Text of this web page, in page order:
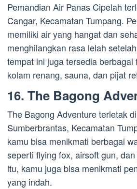
Pemandian Air Panas Cipelah
Cangar, Kecamatan Tumpang.
memiliki air yang hangat dan
menghilangkan rasa lelah
tempat ini juga tersedia berbagai
kolam renang, sauna, dan pijat
16. The Bagong
The Bagong Adventure terletak
Sumberbrantas, Kecamatan
kamu bisa menikmati berbagai
seperti flying fox, airsoft gun,
itu, kamu juga bisa menikmati
yang indah.